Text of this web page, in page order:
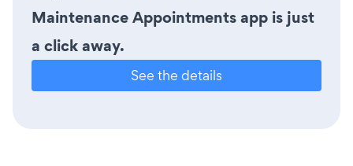
Maintenance Appointments app is just
a click away.
See the details